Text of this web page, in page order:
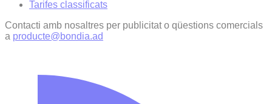
Tarifes classificats
Contacti amb nosaltres per publicitat o qüestions comercials
a producte@bondia.ad